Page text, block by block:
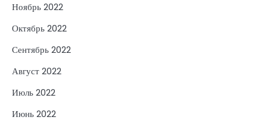
Ноябрь 2022
Октябрь 2022
Сентябрь 2022
Август 2022
Июль 2022
Июнь 2022